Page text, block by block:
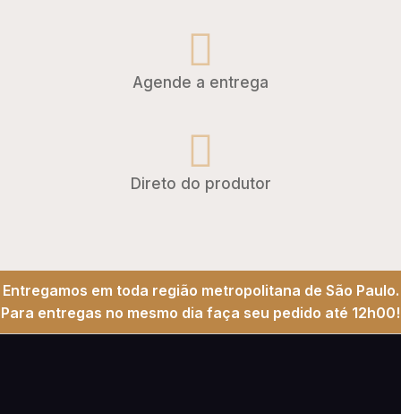
Agende a entrega
Direto do produtor
Entregamos em toda região metropolitana de São Paulo.
Para entregas no mesmo dia faça seu pedido até 12h00!